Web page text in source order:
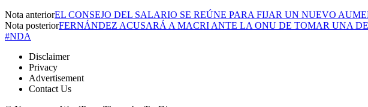
Nota anteriorEL CONSEJO DEL SALARIO SE REÚNE PARA FIJAR UN NUEVO
Nota posteriorFERNÁNDEZ ACUSARÁ A MACRI ANTE LA ONU DE TOMAR UNA
#NDA
Disclaimer
Privacy
Advertisement
Contact Us